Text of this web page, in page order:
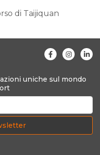
di Taijiquan
uniche sul mondo